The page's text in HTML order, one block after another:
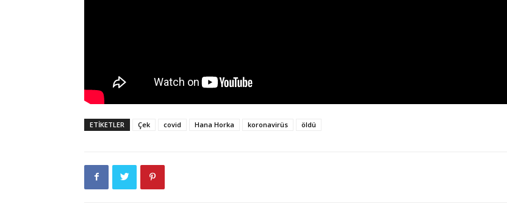
ETIKETLER Çek covid Hana Horka koronavirüs öldü